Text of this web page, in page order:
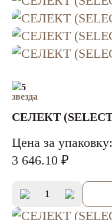
5
СЕЛЕКТ
Цена за упаковку:
3 646.10 ₽